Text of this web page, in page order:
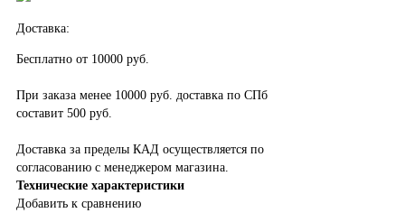
Доставка:
Бесплатно от 10000 руб.
При заказа менее 10000 руб. доставка по СПб
составит 500 руб.
Доставка за пределы КАД осуществляется по
согласованию с менеджером магазина.
Технические характеристики
Добавить к сравнению